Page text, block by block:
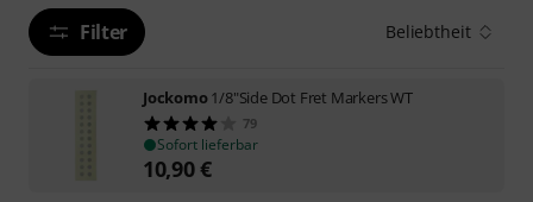
Filter Beliebtheit
Jockomo1/8"Side Dot Fret Markers WT
79
Sofort lieferbar
10,90€